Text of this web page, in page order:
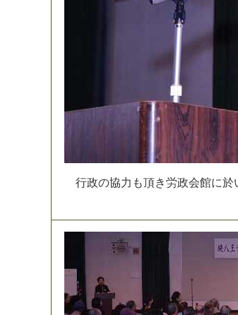
行政の協力 も頂き労政会館に於